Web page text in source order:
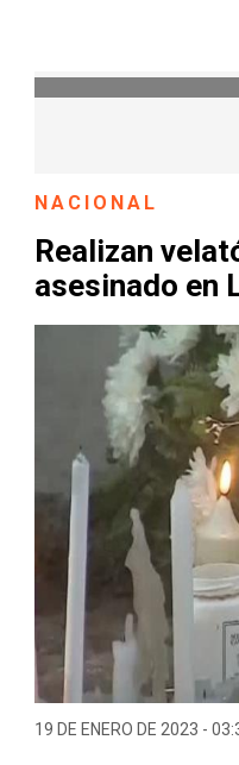
NACIONAL
Realizan
asesinado en
19 DE ENERO DE 2023 -